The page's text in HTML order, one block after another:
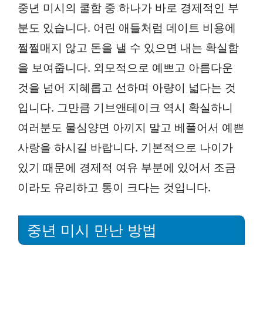
중년 미시의 쿨함 중 하나가 바로 경제적인 부
분도 있습니다. 어린 애들처럼 데이트 비용에
쩔쩔매지 않고 돈을 낼 수 있으면 내는 확실함
을 보여줍니다. 외모적으로 예쁘고 아름다운
것을 넘어 지혜롭고 선하며 아량이 넓다는 것
입니다. 그만큼 기브앤테이크 역시 확실하니
여러분도 물심양면 아끼지 말고 베풀어서 예쁜
사랑을 하시길 바랍니다. 기본적으로 나이가
있기 때문에 경제적 여유 부분에 있어서 조금
이라도 유리하고 통이 크다는 것입니다.
중년 미시 만난 방법